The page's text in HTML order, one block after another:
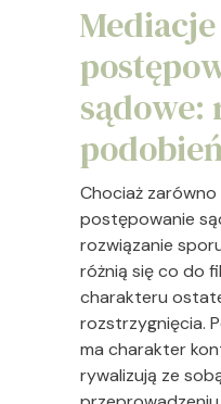
sądowe:
Chociaż zarówno
postępowanie
rozwiązanie
różnią się co do
charakteru
rozstrzygnięcia.
ma charakter
rywalizują ze